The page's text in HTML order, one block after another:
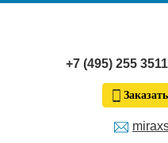
+7 (495) 255 3511